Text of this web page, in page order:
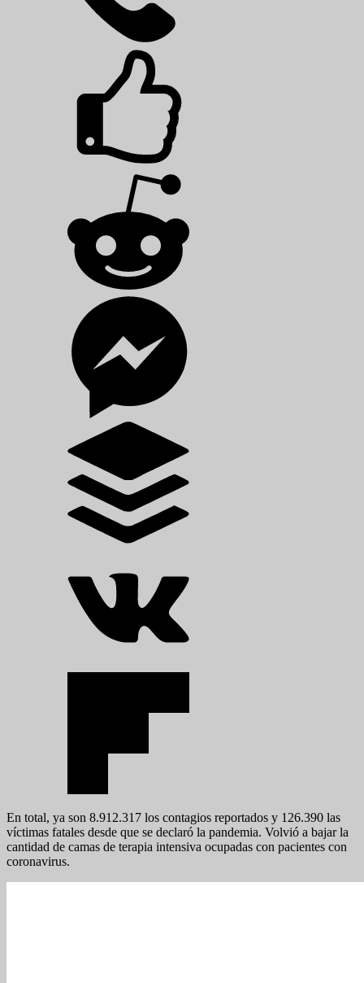
En total, ya son 8.912.317 los contagios reportados y 126.390 las
víctimas fatales desde que se declaró la pandemia. Volvió a bajar la
cantidad de camas de terapia intensiva ocupadas con pacientes con
coronavirus.